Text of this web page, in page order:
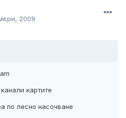
2009
картите
по лесно насочване